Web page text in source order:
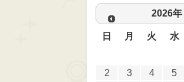
2026年
日 月 火 水
2
3 4 5